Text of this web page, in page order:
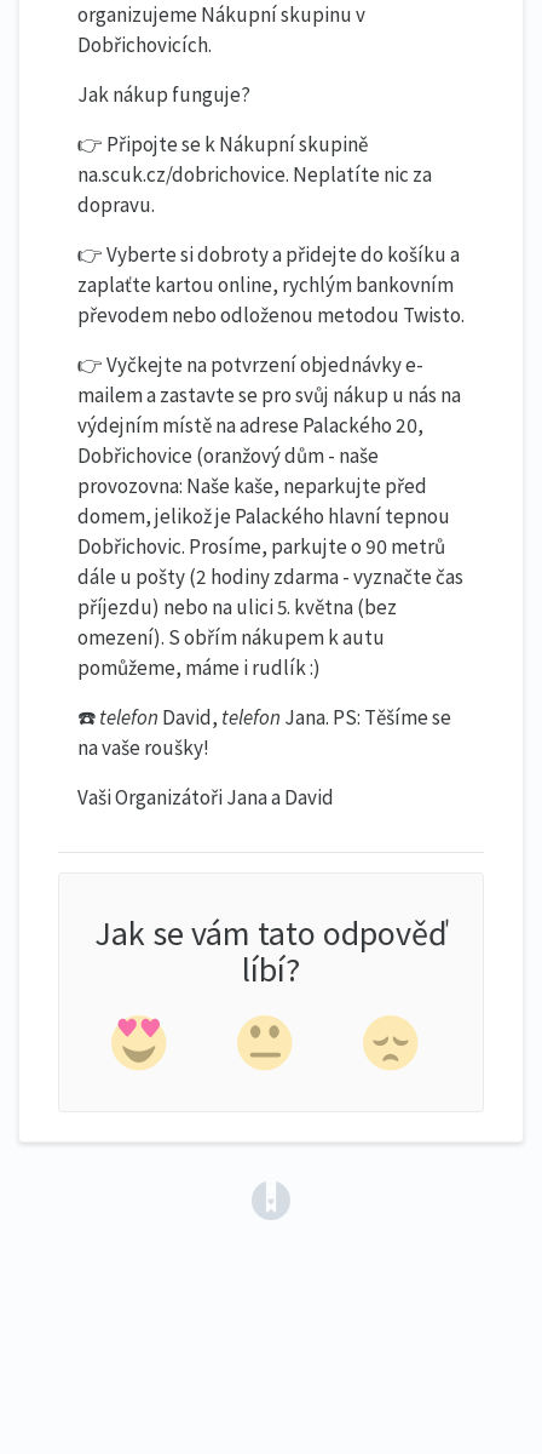
organizujeme Nákupní skupinu v
Dobřichovicích.
Jak nákup funguje?
👉 Připojte se k Nákupní skupině
na.scuk.cz/dobrichovice. Neplatíte nic za
dopravu.
👉 Vyberte si dobroty a přidejte do košíku a
zaplaťte kartou online, rychlým bankovním
převodem nebo odloženou metodou Twisto.
👉 Vyčkejte na potvrzení objednávky e-
mailem a zastavte se pro svůj nákup u nás na
výdejním místě na adrese Palackého 20,
Dobřichovice (oranžový dům - naše
provozovna: Naše kaše, neparkujte před
domem, jelikož je Palackého hlavní tepnou
Dobřichovic. Prosíme, parkujte o 90 metrů
dále u pošty (2 hodiny zdarma - vyznačte čas
příjezdu) nebo na ulici 5. května (bez
omezení). S obřím nákupem k autu
pomůžeme, máme i rudlík :)
☎️telefon David, telefon Jana. PS: Těšíme se
na vaše roušky!
Vaši Organizátoři Jana a David
Jak se vám tato odpověď
líbí?